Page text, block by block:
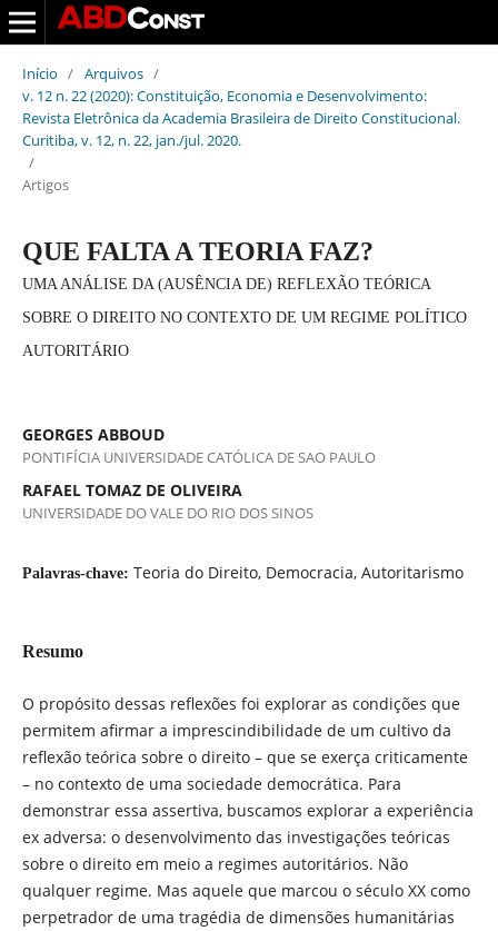
Início / Arquivos /
v. 12 n. 22 (2020): Constituição, Economia e Desenvolvimento:
Revista Eletrônica da Academia Brasileira de Direito Constitucional.
Curitiba, v. 12, n. 22, jan./jul. 2020.
/
Artigos
QUE FALTA A TEORIA FAZ?
UMA ANÁLISE DA (AUSÊNCIA DE) REFLEXÃO TEÓRICA
SOBRE O DIREITO NO CONTEXTO DE UM REGIME POLÍTICO
AUTORITÁRIO
GEORGES ABBOUD
PONTIFÍCIA UNIVERSIDADE CATÓLICA DE SAO PAULO
RAFAEL TOMAZ DE OLIVEIRA
UNIVERSIDADE DO VALE DO RIO DOS SINOS
Palavras-chave: Teoria do Direito, Democracia, Autoritarismo
Resumo
O propósito dessas reflexões foi explorar as condições que
permitem afirmar a imprescindibilidade de um cultivo da
reflexão teórica sobre o direito – que se exerça criticamente
– no contexto de uma sociedade democrática. Para
demonstrar essa assertiva, buscamos explorar a experiência
ex adversa: o desenvolvimento das investigações teóricas
sobre o direito em meio a regimes autoritários. Não
qualquer regime. Mas aquele que marcou o século XX como
perpetrador de uma tragédia de dimensões humanitárias